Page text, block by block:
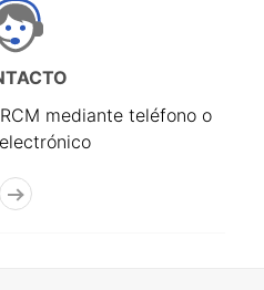
mediante teléfono o